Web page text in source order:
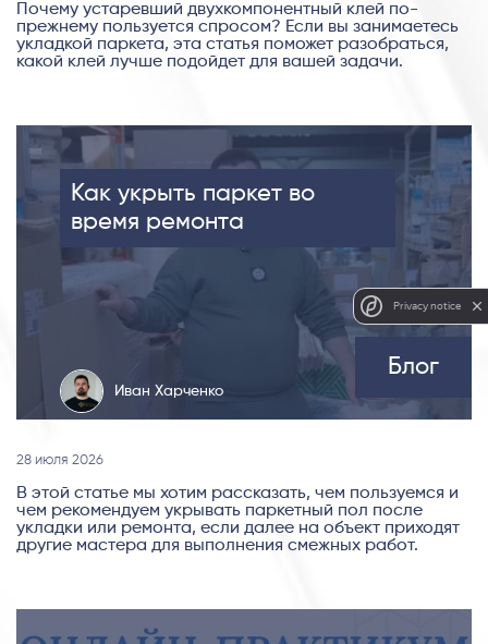
Почему устаревший двухкомпонентный клей по-
прежнему пользуется спросом? Если вы занимаетесь
укладкой паркета, эта статья поможет разобраться,
какой клей лучше подойдет для вашей задачи.
Как укрыть паркет во
время ремонта
Иван Харченко
Блог
28 июля 2026
В этой статье мы хотим рассказать, чем пользуемся и
чем рекомендуем укрывать паркетный пол после
укладки или ремонта, если далее на объект приходят
другие мастера для выполнения смежных работ.
Privacy notice